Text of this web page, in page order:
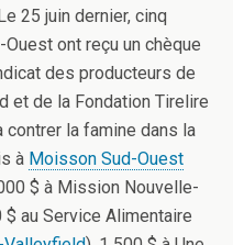
25 juin dernier, cinq
ont reçu un chèque
des producteurs de
et de la Fondation Tirelire
la famine dans la
à Moisson Sud-Ouest
$ à Mission Nouvelle-
$ au Service Alimentaire